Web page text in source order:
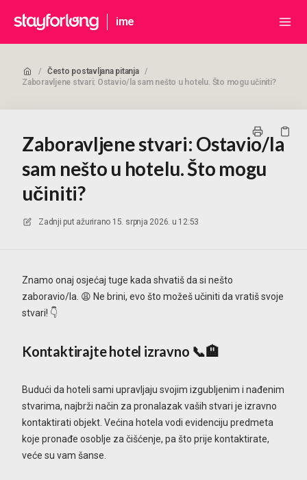
ime
/ Često postavljana pitanja /
Zaboravljene stvari: Ostavio/la sam nešto u hotelu. Što mogu učiniti?
Zaboravljene stvari: Ostavio/la
sam nešto u hotelu. Što mogu
učiniti?
Zadnji put ažurirano 15. srpnja 2026. u 12:53
Znamo onaj osjećaj tuge kada shvatiš da si nešto
zaboravio/la. 😩 Ne brini, evo što možeš učiniti da vratiš svoje
stvari! 👇
Kontaktirajte hotel izravno 📞🏨
Budući da hoteli sami upravljaju svojim izgubljenim i nađenim
stvarima, najbrži način za pronalazak vaših stvari je izravno
kontaktirati objekt. Većina hotela vodi evidenciju predmeta
koje pronađe osoblje za čišćenje, pa što prije kontaktirate,
veće su vam šanse.